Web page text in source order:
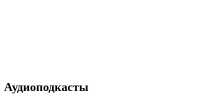
Аудиоподкасты